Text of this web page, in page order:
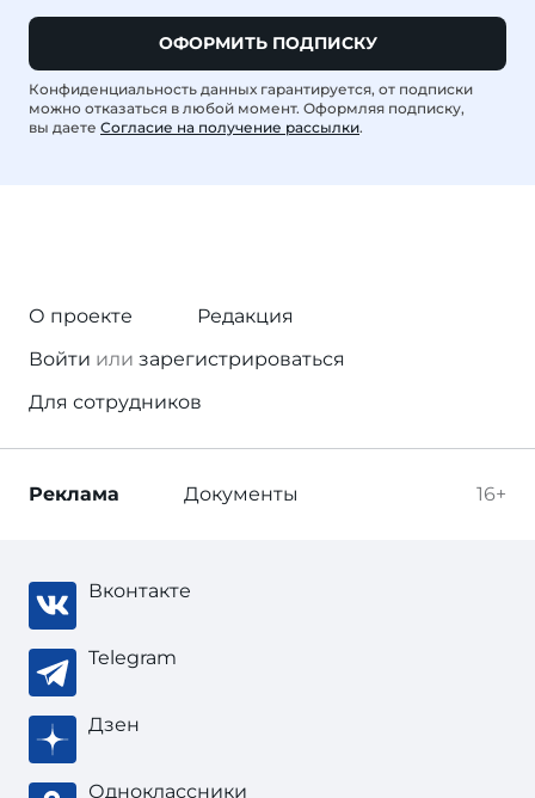
ОФОРМИТЬ ПОДПИСКУ
Конфиденциальность данных гарантируется, от подписки
можно отказаться в любой момент. Оформляя подписку,
вы даете Согласие на получение рассылки.
О проекте
Редакция
Войти или зарегистрироваться
Для сотрудников
16+
Реклама Документы
Вконтакте
Telegram
Дзен
Одноклассники